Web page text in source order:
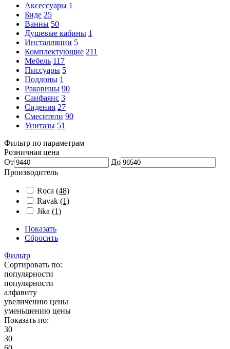
Аксессуары 1
Биде 25
Ванны 50
Душевые кабины 1
Инсталляции 5
Комплектующие 211
Мебель 117
Писсуары 5
Поддоны 1
Раковины 90
Санфаянс 3
Сидения 27
Смесители 90
Унитазы 51
Фильтр по параметрам
Розничная цена
От
До
Производитель
Roca (48)
Ravak (1)
Jika (1)
Показать
Сбросить
Фильтр
Сортировать по:
популярности
популярности
алфавиту
увеличению цены
уменьшению цены
Показать по:
30
30